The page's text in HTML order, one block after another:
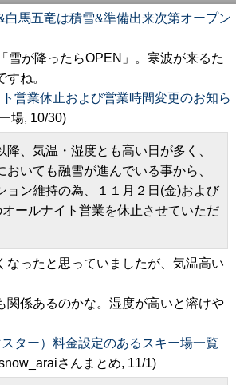
白馬五竜は積雪&準備出来次第オープン
雪が降ったらOPEN」。寒波が来るた
すね。
営業休止および営業時間変更のお知ら
場, 10/30)
降、気温・湿度とも高い日が多く、
おいても融雪が進んでいる事から、
ョン維持の為、１１月２日(金)および
オールナイト営業を休止させていただ
なったと思っていましたが、気温高い
関係あるのかな。湿度が高いと溶けや
ター）料金設定のあるスキー場一覧
さんまとめ, 11/1)